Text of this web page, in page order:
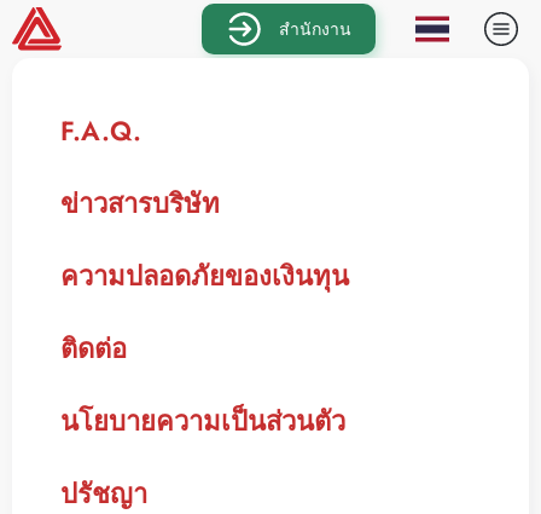
สำนักงาน
F.A.Q.
ข่าวสารบริษัท
ความปลอดภัยของเงินทุน
ติดต่อ
นโยบายความเป็นส่วนตัว
ปรัชญา